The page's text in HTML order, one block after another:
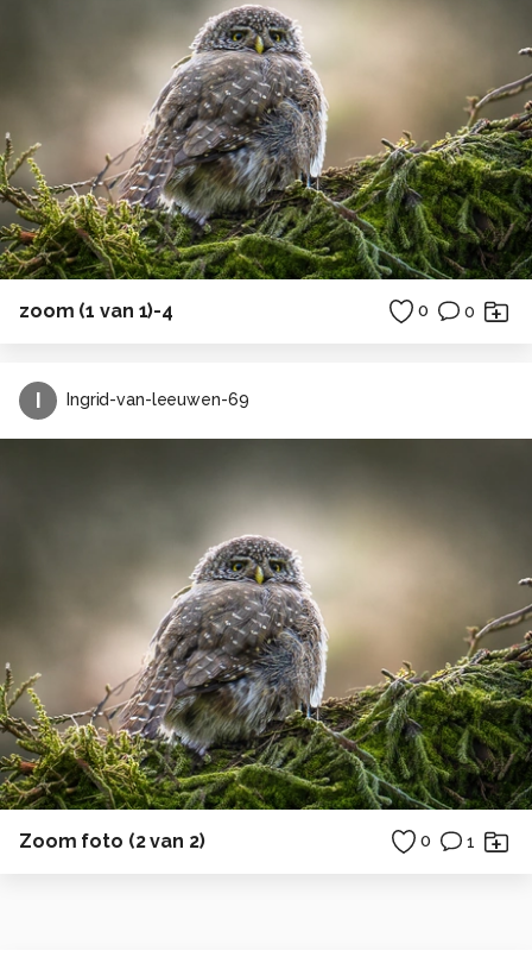
zoom (1 van 1)-4 0 0
I Ingrid-van-leeuwen-69
Zoom foto (2 van 2) 0 1